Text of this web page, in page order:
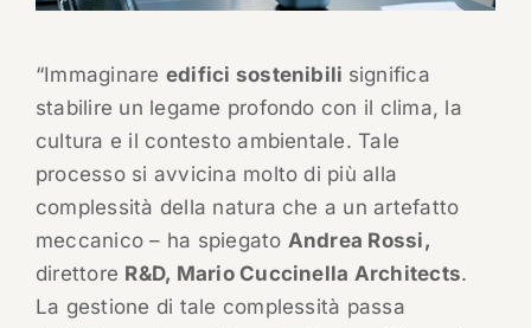
“Immaginare edifici sostenibili significa
stabilire un legame profondo con il clima, la
cultura e il contesto ambientale. Tale
processo si avvicina molto di più alla
complessità della natura che a un artefatto
meccanico – ha spiegato Andrea Rossi,
direttore R&D, Mario Cuccinella Architects.
La gestione di tale complessità passa